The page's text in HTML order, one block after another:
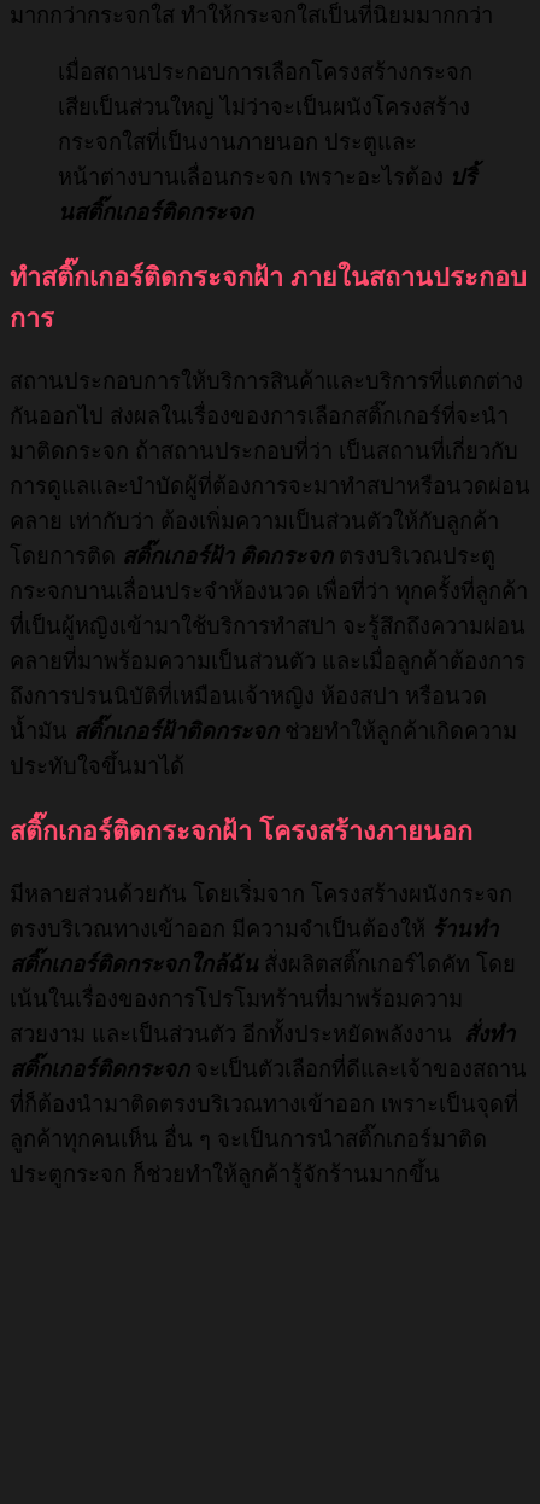
มากกว่ากระจกใส ทำให้กระจกใสเป็นที่นิยมมากกว่า
เมื่อสถานประกอบการเลือกโครงสร้างกระจก
เสียเป็นส่วนใหญ่ ไม่ว่าจะเป็นผนังโครงสร้าง
กระจกใสที่เป็นงานภายนอก ประตูและ
หน้าต่างบานเลื่อนกระจก เพราะอะไรต้อง ปริ้
นสติ๊กเกอร์ติดกระจก
ทำสติ๊กเกอร์ติดกระจกฝ้า ภายในสถานประกอบ
การ
สถานประกอบการให้บริการสินค้าและบริการที่แตกต่าง
กันออกไป ส่งผลในเรื่องของการเลือกสติ๊กเกอร์ที่จะนำ
มาติดกระจก ถ้าสถานประกอบที่ว่า เป็นสถานที่เกี่ยวกับ
การดูแลและบำบัดผู้ที่ต้องการจะมาทำสปาหรือนวดผ่อน
คลาย เท่ากับว่า ต้องเพิ่มความเป็นส่วนตัวให้กับลูกค้า
โดยการติด สติ๊กเกอร์ฝ้า ติดกระจก ตรงบริเวณประตู
กระจกบานเลื่อนประจำห้องนวด เพื่อที่ว่า ทุกครั้งที่ลูกค้า
ที่เป็นผู้หญิงเข้ามาใช้บริการทำสปา จะรู้สึกถึงความผ่อน
คลายที่มาพร้อมความเป็นส่วนตัว และเมื่อลูกค้าต้องการ
ถึงการปรนนิบัติที่เหมือนเจ้าหญิง ห้องสปา หรือนวด
น้ำมัน สติ๊กเกอร์ฝ้าติดกระจกช่วยทำให้ลูกค้าเกิดความ
ประทับใจขึ้นมาได้
สติ๊กเกอร์ติดกระจกฝ้า โครงสร้างภายนอก
มีหลายส่วนด้วยกัน โดยเริ่มจาก โครงสร้างผนังกระจก
ตรงบริเวณทางเข้าออก มีความจำเป็นต้องให้ ร้านทำ
สติ๊กเกอร์ติดกระจกใกล้ฉัน สั่งผลิตสติ๊กเกอร์ไดคัท โดย
เน้นในเรื่องของการโปรโมทร้านที่มาพร้อมความ
สวยงาม และเป็นส่วนตัว อีกทั้งประหยัดพลังงาน สั่งทำ
สติ๊กเกอร์ติดกระจก จะเป็นตัวเลือกที่ดีและเจ้าของสถาน
ที่ก็ต้องนำมาติดตรงบริเวณทางเข้าออก เพราะเป็นจุดที่
ลูกค้าทุกคนเห็น อื่น ๆ จะเป็นการนำสติ๊กเกอร์มาติด
ประตูกระจก ก็ช่วยทำให้ลูกค้ารู้จักร้านมากขึ้น